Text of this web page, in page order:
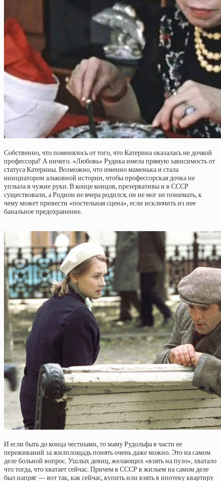
Собственно, что поменялось от того, что Катерина оказалась не дочкой
профессора? А ничего. «Любовь» Рудика имела прямую зависимость от
статуса Катерины. Возможно, что именно маменька и стала
инициатором альковной истории, чтобы профессорская дочка не
уплыла в чужие руки. В конце концов, презервативы и в СССР
существовали, а Родион не вчера родился, он не мог не понимать, к
чему может привести «постельная сцена», если исключить из нее
банальное предохранение.
И если быть до конца честными, то маму Рудольфа в части ее
переживаний за жилплощадь понять очень даже можно. Это на самом
деле больной вопрос. Ушлых девиц, желающих «взять на пузо», хватало
что тогда, что хватает сейчас. Причем в СССР в жильем на самом деле
был напряг — вот так, как сейчас, купить или взять в ипотеку квартиру